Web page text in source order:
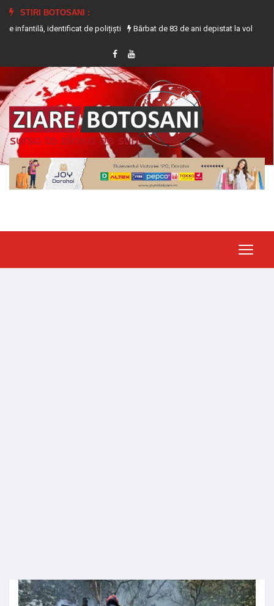
STIRI BOTOSANI :
identificat de polițiști
Bărbat de 83 de ani depistat la volanul unui tractor